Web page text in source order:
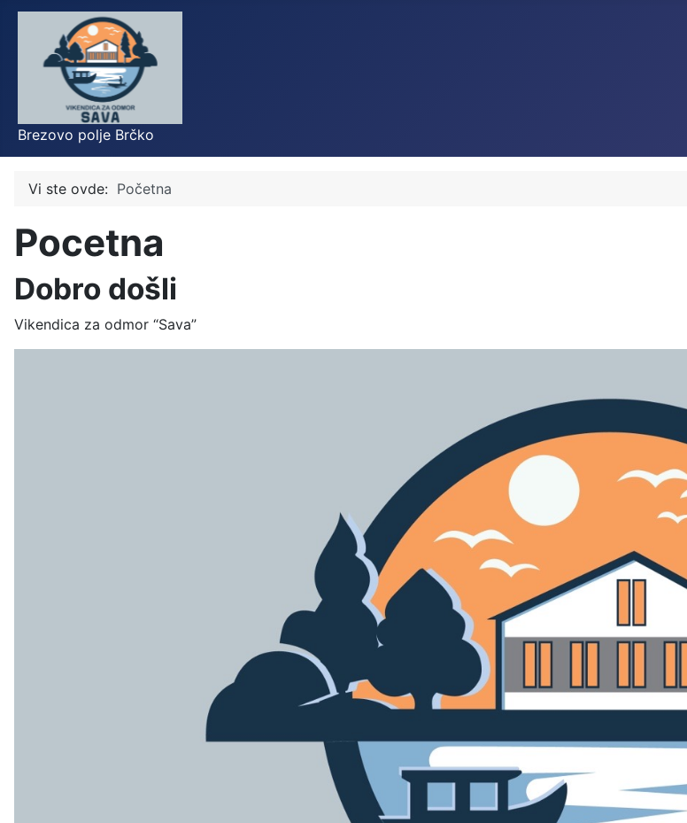
Brezovo polje Brčko
Vi ste ovde: Početna
Pocetna
Dobro došli
Vikendica za odmor “Sava”